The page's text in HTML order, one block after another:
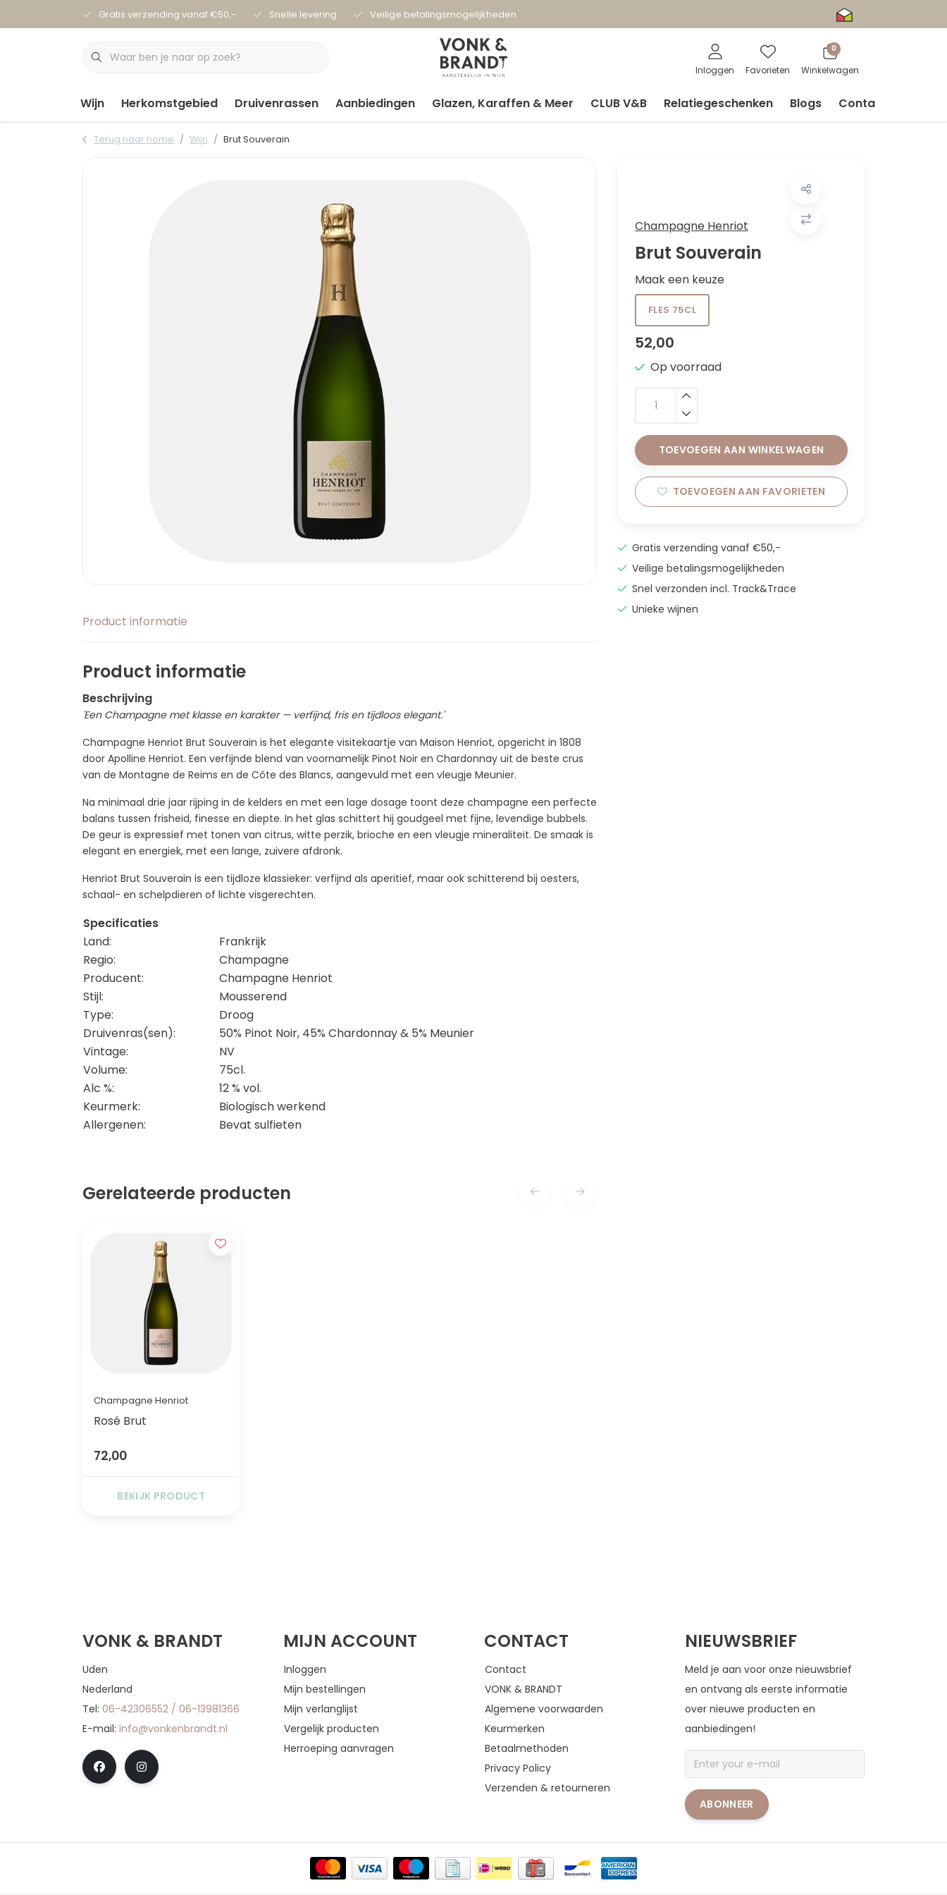
Gratis verzending vanaf €50,- Snelle levering Veilige betalingsmogelijkheden
Inloggen Favorieten
0
Winkelwagen
Wijn Herkomstgebied Druivenrassen Aanbiedingen Glazen, Karaffen & Meer CLUB V&B Relatiegeschenken Blogs Contact
Terug naar home Wijn Brut Souverain
Champagne Henriot
Brut Souverain
Maak een keuze
FLES 75CL
52,00
Op voorraad
TOEVOEGEN AAN WINKELWAGEN
TOEVOEGEN AAN FAVORIETEN
Gratis verzending vanaf €50,-
Veilige betalingsmogelijkheden
Snel verzonden incl. Track&Trace
Unieke wijnen
Product informatie
Product informatie
Beschrijving
'Een Champagne met klasse en karakter — verfijnd, fris en tijdloos elegant.'
Champagne Henriot Brut Souverain is het elegante visitekaartje van Maison Henriot, opgericht in 1808
door Apolline Henriot. Een verfijnde blend van voornamelijk Pinot Noir en Chardonnay uit de beste crus
van de Montagne de Reims en de Côte des Blancs, aangevuld met een vleugje Meunier.
Na minimaal drie jaar rijping in de kelders en met een lage dosage toont deze champagne een perfecte
balans tussen frisheid, finesse en diepte. In het glas schittert hij goudgeel met fijne, levendige bubbels.
De geur is expressief met tonen van citrus, witte perzik, brioche en een vleugje mineraliteit. De smaak is
elegant en energiek, met een lange, zuivere afdronk.
Henriot Brut Souverain is een tijdloze klassieker: verfijnd als aperitief, maar ook schitterend bij oesters,
schaal- en schelpdieren of lichte visgerechten.
Specificaties
Land:
Frankrijk
Regio:
Champagne
Producent:
Champagne Henriot
Stijl:
Mousserend
Type:
Droog
Druivenras(sen):
50% Pinot Noir, 45% Chardonnay & 5% Meunier
Vintage:
NV
Volume:
75cl.
Alc %:
12 % vol.
Keurmerk:
Biologisch werkend
Allergenen:
Bevat sulfieten
Gerelateerde producten
Champagne Henriot
Rosé Brut
72,00
BEKIJK PRODUCT
VONK & BRANDT
Uden
Nederland
Tel: 06-42306552 / 06-13981366
E-mail: info@vonkenbrandt.nl
MIJN ACCOUNT
Inloggen
Mijn bestellingen
Mijn verlanglijst
Vergelijk producten
Herroeping aanvragen
CONTACT
Contact
VONK & BRANDT
Algemene voorwaarden
Keurmerken
Betaalmethoden
Privacy Policy
Verzenden & retourneren
NIEUWSBRIEF
Meld je aan voor onze nieuwsbrief
en ontvang als eerste informatie
over nieuwe producten en
aanbiedingen!
ABONNEER